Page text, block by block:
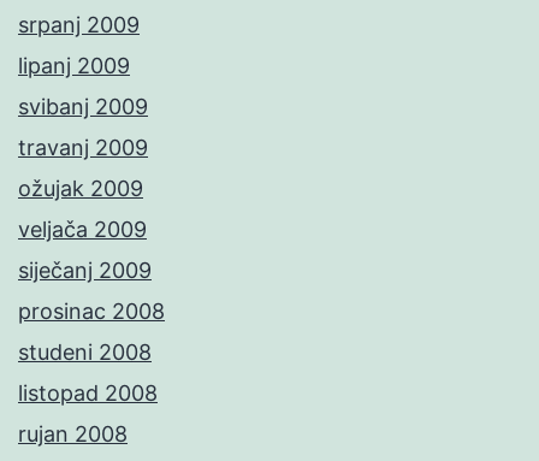
srpanj 2009
lipanj 2009
svibanj 2009
travanj 2009
ožujak 2009
veljača 2009
siječanj 2009
prosinac 2008
studeni 2008
listopad 2008
rujan 2008